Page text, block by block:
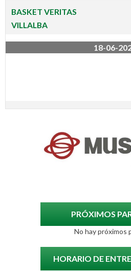
BASKET VERITAS
VILLALBA
18-06-
11-06-
PRÓXIMOS
No hay próximos
HORARIO DE